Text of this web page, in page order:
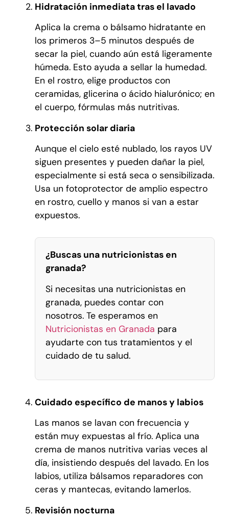
Hidratación inmediata tras el lavado
Aplica la crema o bálsamo hidratante en
los primeros 3–5 minutos después de
secar la piel, cuando aún está ligeramente
húmeda. Esto ayuda a sellar la humedad.
En el rostro, elige productos con
ceramidas, glicerina o ácido hialurónico; en
el cuerpo, fórmulas más nutritivas.
Protección solar diaria
Aunque el cielo esté nublado, los rayos UV
siguen presentes y pueden dañar la piel,
especialmente si está seca o sensibilizada.
Usa un fotoprotector de amplio espectro
en rostro, cuello y manos si van a estar
expuestos.
¿Buscas una nutricionistas en
granada?
Si necesitas una nutricionistas en
granada, puedes contar con
nosotros. Te esperamos en
Nutricionistas en Granada para
ayudarte con tus tratamientos y el
cuidado de tu salud.
Cuidado específico de manos y labios
Las manos se lavan con frecuencia y
están muy expuestas al frío. Aplica una
crema de manos nutritiva varias veces al
día, insistiendo después del lavado. En los
labios, utiliza bálsamos reparadores con
ceras y mantecas, evitando lamerlos.
Revisión nocturna